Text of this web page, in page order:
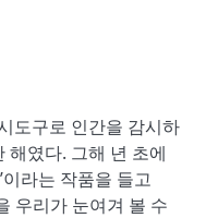
도구로 인간을 감시하
해였다. 그해 년 초에
이라는 작품을 들고
우리가 눈여겨 볼 수